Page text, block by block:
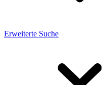
Erweiterte Suche